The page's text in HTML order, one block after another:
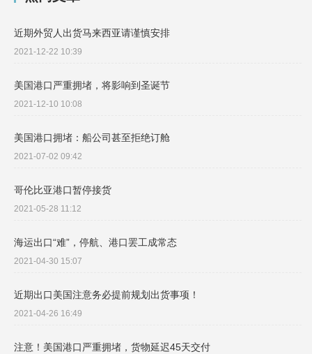
近期外贸人出货马来西亚请谨慎安排
2021-12-22 10:39
美国港口严重拥堵，将影响到圣诞节
2021-12-10 10:08
美国港口拥堵：船公司甚至拒绝订舱
2021-07-02 09:42
哥伦比亚港口暂停接货
2021-05-28 11:12
海运出口“难”，停航、港口罢工成常态
2021-04-30 15:07
近期出口美国注意务必提前规划出货事项！
2021-04-26 16:49
注意！美国港口严重拥堵，货物延迟45天交付